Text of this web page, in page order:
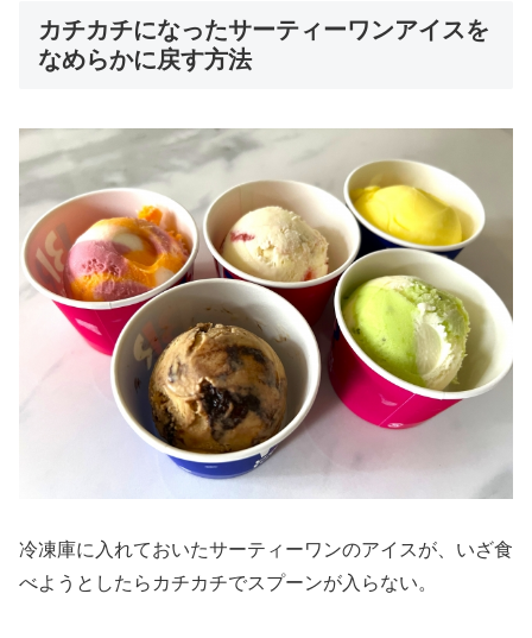
カチカチになったサーティーワンアイスを
なめらかに戻す方法
冷凍庫に入れておいたサーティーワンのアイスが、いざ食
べようとしたらカチカチでスプーンが入らない。